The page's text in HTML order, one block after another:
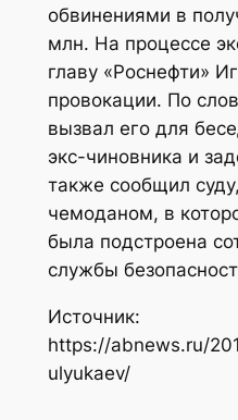
обвинениями в
млн. На процессе
главу «Роснефти»
провокации. По
вызвал его для
экс-чиновника и
также сообщил
чемоданом, в
была подстроена
службы
Источник:
https://abnews.ru/
ulyukaev/